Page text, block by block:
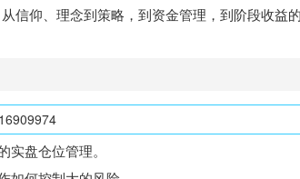
仰、理念到策略，到资金管理，到阶段收益
实盘仓位管理。